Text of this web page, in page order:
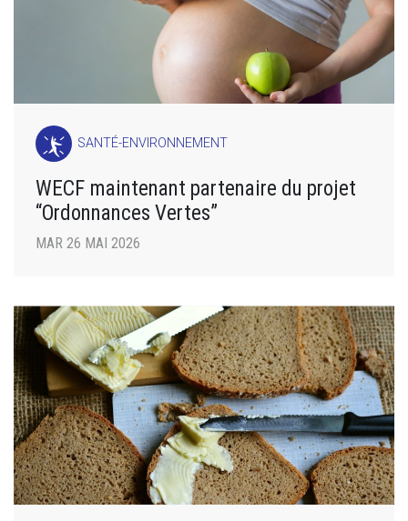
SANTÉ-ENVIRONNEMENT
WECF maintenant partenaire du projet
“Ordonnances Vertes”
MAR 26 MAI 2026